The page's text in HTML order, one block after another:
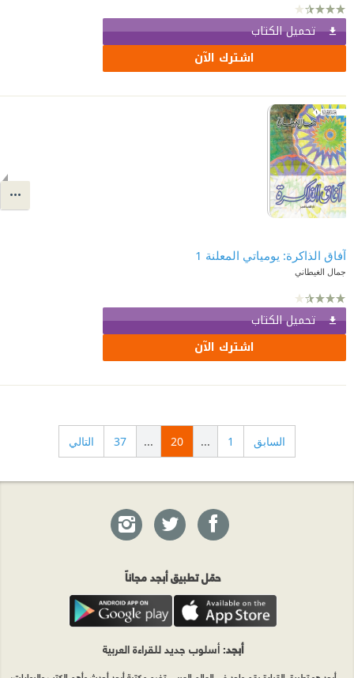
تحميل الكتاب
اشترك الآن
آفاق الذاكرة: يومياتي المعلنة 1
جمال الغيطاني
تحميل الكتاب
اشترك الآن
السابق 1
...
20
...
37 التالي
حمّل تطبيق أبجد مجاناً
أبجد: أسلوب جديد للقراءة العربية